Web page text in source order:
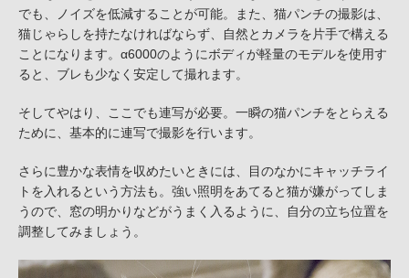
でも、ノイズを低減することが可能。また、猫パンチの撮影は、
猫じゃらしを持たなければならず、自然とカメラを片手で構える
ことになります。α6000のようにボディが軽量のモデルを使用す
ると、ブレも少なく安定して撮れます。
そしてやはり、ここでも連写が必要。一瞬の猫パンチをとらえる
ために、基本的に連写で撮影を行います。
さらに豊かな表情を収めたいときには、目のなかにキャッチライ
トを入れるという方法も。強い照明をあてると猫が嫌がってしま
うので、窓の明かりなどがうまく入るように、自分の立ち位置を
調整してみましょう。